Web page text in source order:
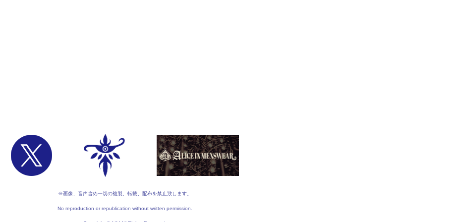
※画像、音声含め一切の複製、転載、配布を禁止致します。
No reproduction or republication without written permission.